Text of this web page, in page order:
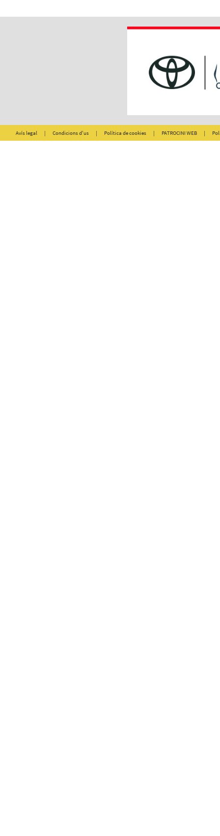
Avís legal | Condicions d'us | Política de cookies | PATROCINI WEB |